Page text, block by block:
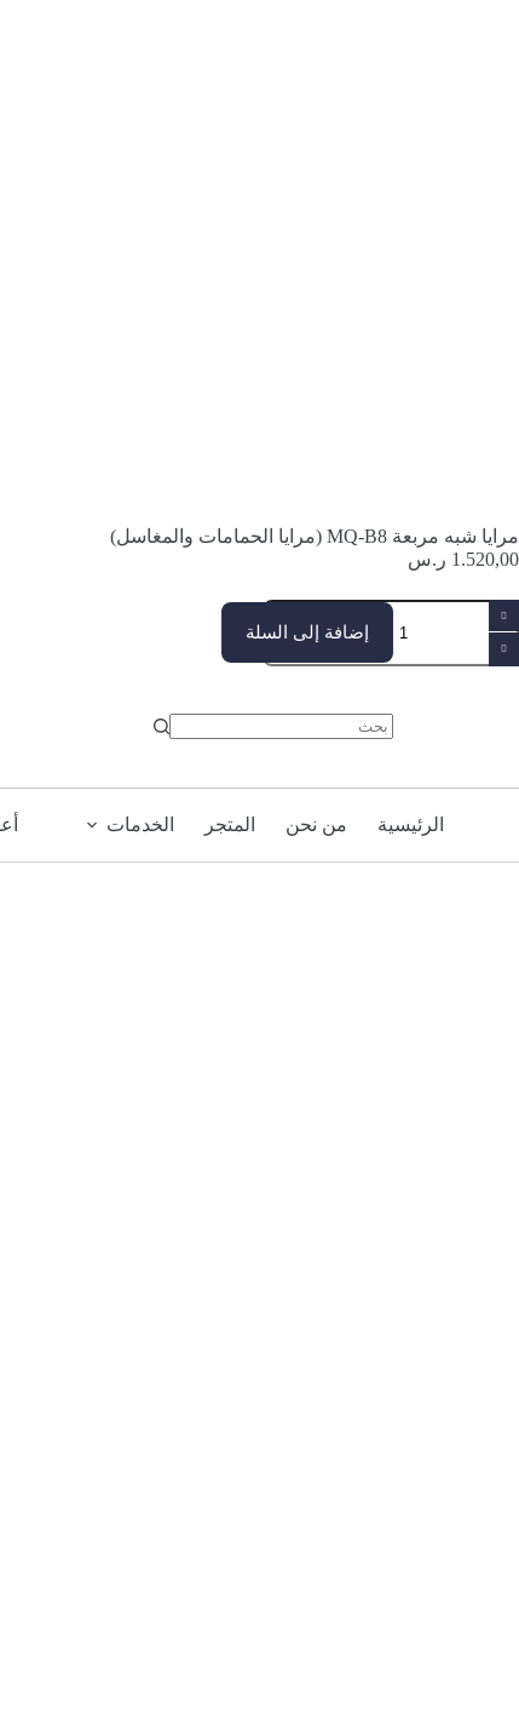
مرايا شبه مربعة MQ-B8 (مرايا الحمامات والمغاسل)
1.520,00 ر.س
كمية
مرايا
شبه
إضافة إلى السلة
الرئيسية من نحن المتجر الخدمات